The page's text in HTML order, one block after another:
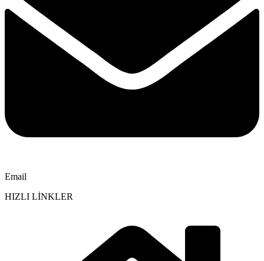
Email
HIZLI LİNKLER